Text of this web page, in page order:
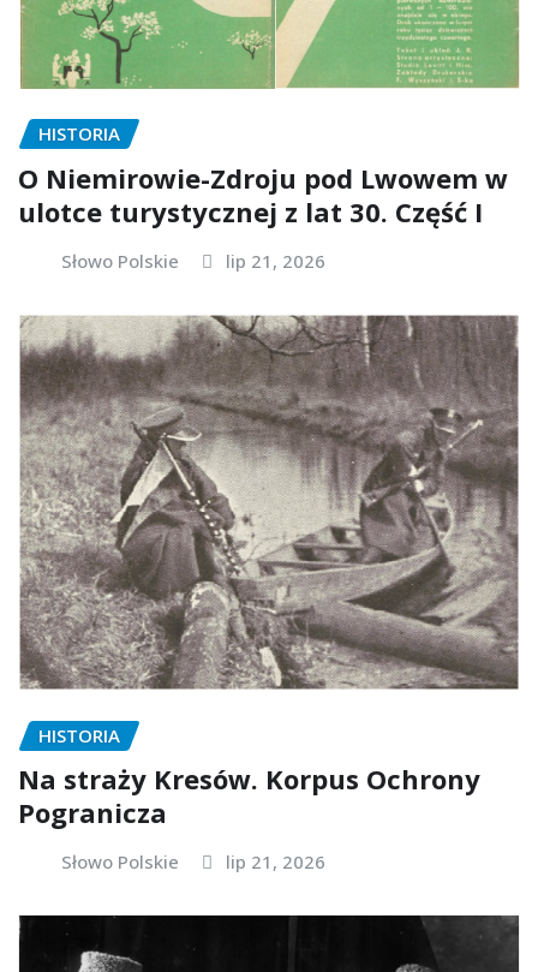
HISTORIA
O Niemirowie-Zdroju pod Lwowem w
ulotce turystycznej z lat 30. Część I
Słowo Polskie lip 21, 2026
HISTORIA
Na straży Kresów. Korpus Ochrony
Pogranicza
Słowo Polskie lip 21, 2026